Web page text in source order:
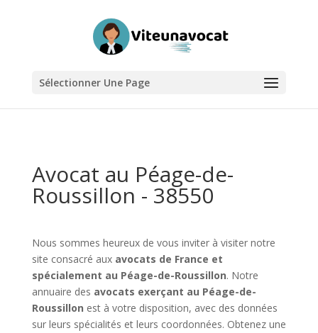
Sélectionner Une Page
Avocat au Péage-de-
Roussillon - 38550
Nous sommes heureux de vous inviter à visiter notre
site consacré aux avocats de France et
spécialement au Péage-de-Roussillon. Notre
annuaire des avocats exerçant au Péage-de-
Roussillon est à votre disposition, avec des données
sur leurs spécialités et leurs coordonnées. Obtenez une